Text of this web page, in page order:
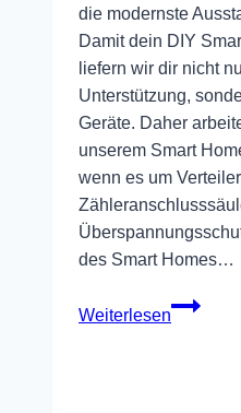
die modernste
Damit dein DIY
liefern wir dir nicht
Unterstützung,
Geräte. Daher
unserem Smart
wenn es um
des Smart Homes…
Weiterlesen
ABN